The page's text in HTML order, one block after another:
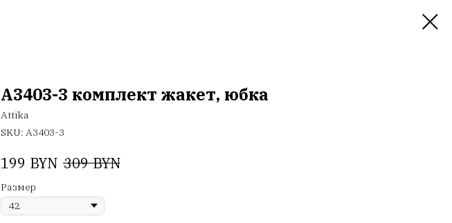
A3403-3 комплект жакет, юбка
Attika
SKU: A3403-3
199 BYN 309 BYN
Размер